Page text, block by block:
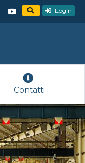
Login
Contatti